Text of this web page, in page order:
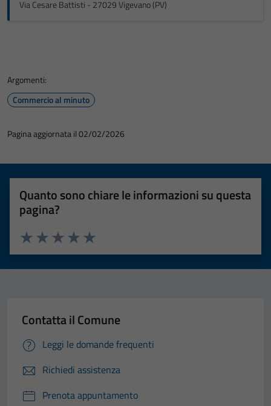
Via Cesare Battisti - 27029 Vigevano (PV)
Argomenti:
Commercio al minuto
Pagina aggiornata il 02/02/2026
Quanto sono chiare le informazioni su questa
pagina?
Valuta 5 stelle su 5
Valuta 4 stelle su 5
Valuta 3 stelle su 5
Valuta 2 stelle su 5
Valuta 1 stelle su 5
Contatta il Comune
Leggi le domande frequenti
Richiedi assistenza
Prenota appuntamento